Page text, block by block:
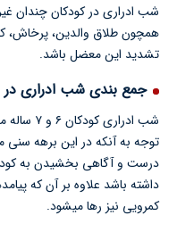
شب ادراری در کودکان چندان
همچون طلاق والدین، پرخاش،
تشدید این معضل باشد.
جمع بندی شب ادراری در کودکان ۵
شب
توجه به آنکه در این برهه
درست و آگاهی بخشیدن به
داشته باشد علاوه بر آن که
کمرویی نیز رها میشود.